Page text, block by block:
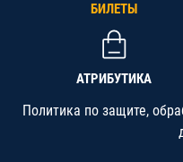
БИЛЕТЫ
АТРИБУТИКА
Политика по защите,